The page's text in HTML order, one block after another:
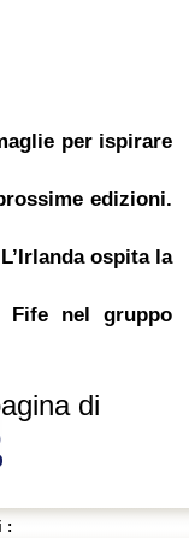
per ispirare
edizioni.
ospita la
Fife nel gruppo
di
: